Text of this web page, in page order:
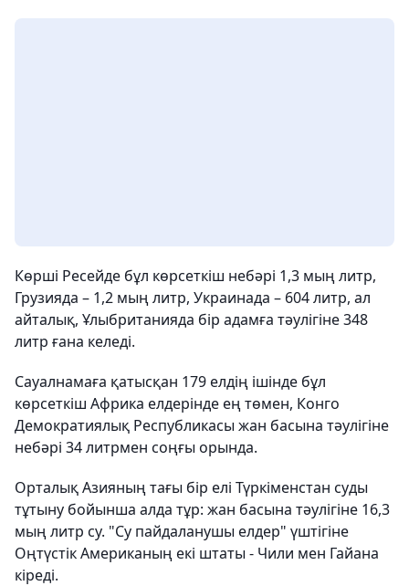
Көрші Ресейде бұл көрсеткіш небәрі 1,3 мың литр,
Грузияда – 1,2 мың литр, Украинада – 604 литр, ал
айталық, Ұлыбританияда бір адамға тәулігіне 348
литр ғана келеді.
Сауалнамаға қатысқан 179 елдің ішінде бұл
көрсеткіш Африка елдерінде ең төмен, Конго
Демократиялық Республикасы жан басына тәулігіне
небәрі 34 литрмен соңғы орында.
Орталық Азияның тағы бір елі Түркіменстан суды
тұтыну бойынша алда тұр: жан басына тәулігіне 16,3
мың литр су. "Су пайдаланушы елдер" үштігіне
Оңтүстік Американың екі штаты - Чили мен Гайана
кіреді.